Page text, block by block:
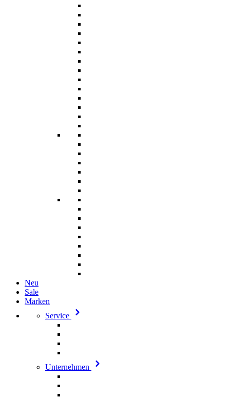
Neu
Sale
Marken
Service
Unternehmen